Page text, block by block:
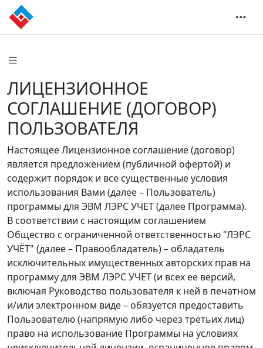
ЛИЦЕНЗИОННОЕ
СОГЛАШЕНИЕ (ДОГОВОР)
ПОЛЬЗОВАТЕЛЯ
Настоящее Лицензионное соглашение (договор)
является предложением (публичной офертой) и
содержит порядок и все существенные условия
использования Вами (далее – Пользователь)
программы для ЭВМ ЛЭРС УЧЕТ (далее Программа).
В соответствии с настоящим соглашением
Общество с ограниченной ответственностью "ЛЭРС
УЧЁТ" (далее – Правообладатель) – обладатель
исключительных имущественных авторских прав на
программу для ЭВМ ЛЭРС УЧЕТ (и всех ее версий,
включая Руководство пользователя к ней в печатном
и/или электронном виде – обязуется предоставить
Пользователю (напрямую либо через третьих лиц)
право на использование Программы на условиях